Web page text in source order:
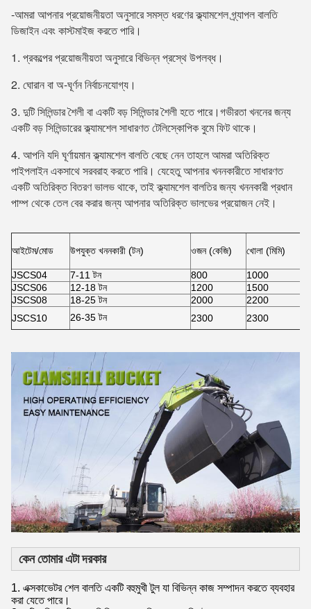
-আমরা আপনার প্রয়োজনীয়তা অনুসারে সমস্ত ধরণের ক্ল্যামশেল গ্র্যাপল বালতি
ডিজাইন এবং কাস্টমাইজ করতে পারি।
1. প্রকল্পের প্রয়োজনীয়তা অনুসারে বিভিন্ন প্রস্থে উপলব্ধ।
2. ঘোরান বা অ-ঘূর্ণন নির্বাচনযোগ্য।
3. দুটি সিলিন্ডার শৈলী বা একটি বড় সিলিন্ডার শৈলী হতে পারে।গভীরতা খননের জন্য
একটি বড় সিলিন্ডারের ক্ল্যামশেল সাধারণত টেলিস্কোপিক বুমে ফিট থাকে।
4. আপনি যদি ঘূর্ণায়মান ক্ল্যামশেল বালতি বেছে নেন তাহলে আমরা অতিরিক্ত
পাইপলাইন একসাথে সরবরাহ করতে পারি। যেহেতু আপনার খননকারীতে সাধারণত
একটি অতিরিক্ত বিতরণ ভালভ থাকে, তাই ক্ল্যামশেল বালতির জন্য খননকারী প্রধান
পাম্প থেকে তেল বের করার জন্য আপনার অতিরিক্ত ভালভের প্রয়োজন নেই।
আইটেম/মোড উপযুক্ত খননকারী (টন) ওজন (কেজি) খোলা (মিমি)
JSCS04 7-11 টন 800
1000
JSCS06
12-18 টন 1200
1500
JSCS08
18-25 টন 2000
2200
JSCS10
26-35 টন 2300 2300
কেন তোমার এটা দরকার
1. এক্সকাভেটর শেল বালতি একটি বহুমুখী টুল যা বিভিন্ন কাজ সম্পাদন করতে ব্যবহার
করা যেতে পারে।